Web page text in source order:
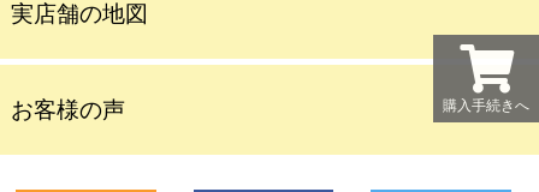
実店舗の地図
お客様の声 購入手続きへ